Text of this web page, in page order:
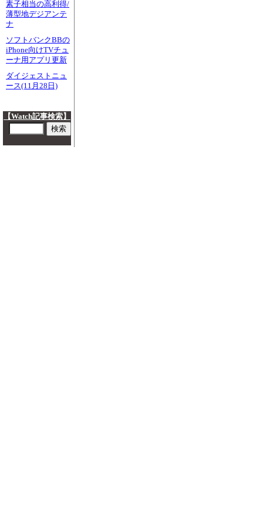
素子相当の高利得/
薄型地デジアンテ
ナ
ソフトバンクBBの
iPhone向けTVチュ
ーナ用アプリ更新
ダイジェストニュ
ース(11月28日)
【Watch記事検索】